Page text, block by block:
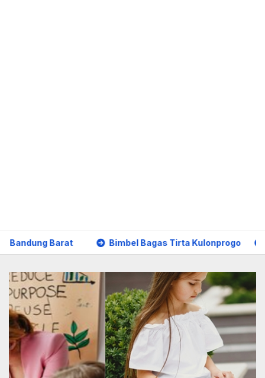
Bimbel Bagas Tirta Kulonprogo Basmala Kids 9